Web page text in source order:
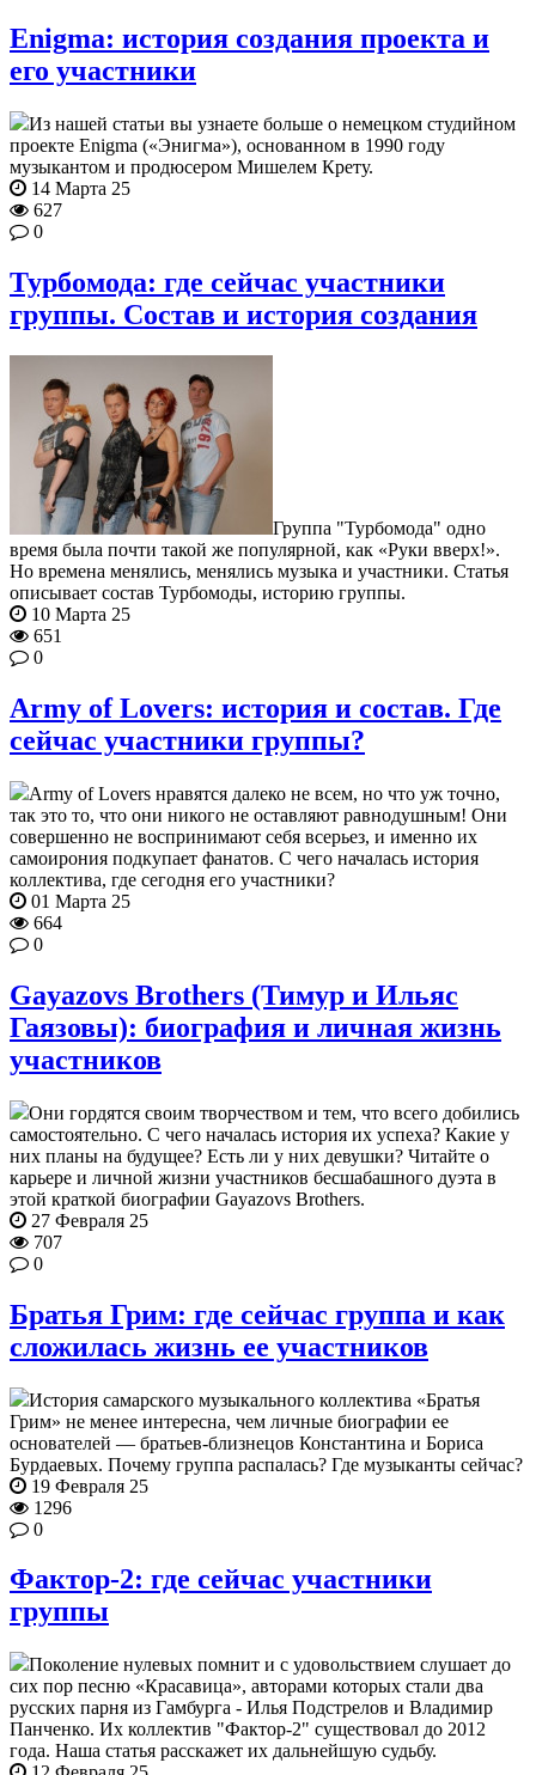
Enigma: история создания проекта и
его участники
Из нашей статьи вы узнаете больше о немецком студийном
проекте Enigma («Энигма»), основанном в 1990 году
музыкантом и продюсером Мишелем Крету.
14 Марта 25
627
0
Турбомода: где сейчас участники
группы. Состав и история создания
Группа "Турбомода" одно
время была почти такой же популярной, как «Руки вверх!».
Но времена менялись, менялись музыка и участники. Статья
описывает состав Турбомоды, историю группы.
10 Марта 25
651
0
Army of Lovers: история и состав. Где
сейчас участники группы?
Army of Lovers нравятся далеко не всем, но что уж точно,
так это то, что они никого не оставляют равнодушным! Они
совершенно не воспринимают себя всерьез, и именно их
самоирония подкупает фанатов. С чего началась история
коллектива, где сегодня его участники?
01 Марта 25
664
0
Gayazovs Brothers (Тимур и Ильяс
Гаязовы): биография и личная жизнь
участников
Они гордятся своим творчеством и тем, что всего добились
самостоятельно. С чего началась история их успеха? Какие у
них планы на будущее? Есть ли у них девушки? Читайте о
карьере и личной жизни участников бесшабашного дуэта в
этой краткой биографии Gayazovs Brothers.
27 Февраля 25
707
0
Братья Грим: где сейчас группа и как
сложилась жизнь ее участников
История самарского музыкального коллектива «Братья
Грим» не менее интересна, чем личные биографии ее
основателей — братьев-близнецов Константина и Бориса
Бурдаевых. Почему группа распалась? Где музыканты сейчас?
19 Февраля 25
1296
0
Фактор-2: где сейчас участники
группы
Поколение нулевых помнит и с удовольствием слушает до
сих пор песню «Красавица», авторами которых стали два
русских парня из Гамбурга - Илья Подстрелов и Владимир
Панченко. Их коллектив "Фактор-2" существовал до 2012
года. Наша статья расскажет их дальнейшую судьбу.